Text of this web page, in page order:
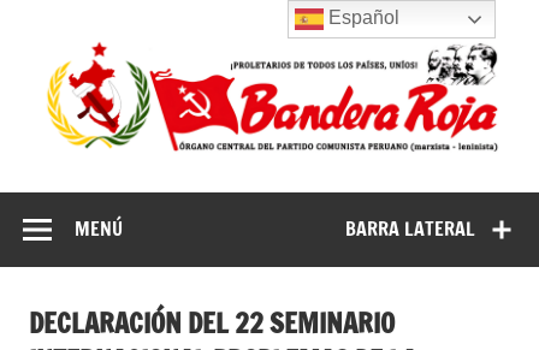
Comunista
Peruano
leninista) |
Roja
BARRA LATERAL
MENÚ
DECLARACIÓN DEL 22 SEMINARIO
Español